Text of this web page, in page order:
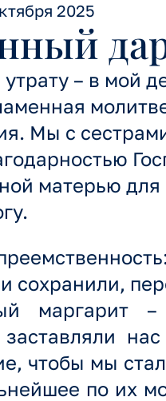
2025
– в мой
Мы с
матерью для
сохранили,
маргарит
чтобы мы
по их